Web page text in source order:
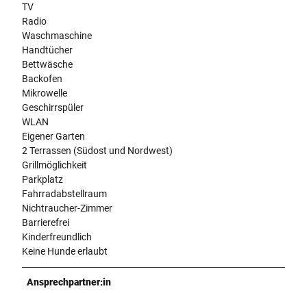
TV
Radio
Waschmaschine
Handtücher
Bettwäsche
Backofen
Mikrowelle
Geschirrspüler
WLAN
Eigener Garten
2 Terrassen (Südost und Nordwest)
Grillmöglichkeit
Parkplatz
Fahrradabstellraum
Nichtraucher-Zimmer
Barrierefrei
Kinderfreundlich
Keine Hunde erlaubt
Ansprechpartner:in